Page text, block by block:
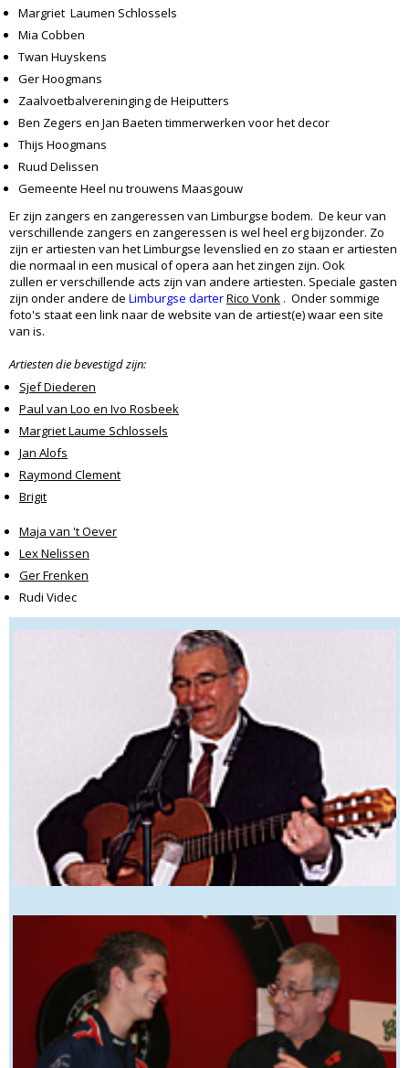
Margriet Laumen Schlossels
Mia Cobben
Twan Huyskens
Ger Hoogmans
Zaalvoetbalvereninging de Heiputters
Ben Zegers en Jan Baeten timmerwerken voor het decor
Thijs Hoogmans
Ruud Delissen
Gemeente Heel nu trouwens Maasgouw
Er zijn zangers en zangeressen van Limburgse bodem. De keur van
verschillende zangers en zangeressen is wel heel erg bijzonder. Zo
zijn er artiesten van het Limburgse levenslied en zo staan er artiesten
die normaal in een musical of opera aan het zingen zijn. Ook
zullen er verschillende acts zijn van andere artiesten. Speciale gasten
zijn onder andere de Limburgse darterRico Vonk . Onder sommige
foto's staat een link naar de website van de artiest(e) waar een site
van is.
Artiesten die bevestigd zijn:
Sjef Diederen
Paul van Loo en Ivo Rosbeek
Margriet Laume Schlossels
Jan Alofs
Raymond Clement
Brigit
Maja van 't Oever
Lex Nelissen
Ger Frenken
Rudi Videc